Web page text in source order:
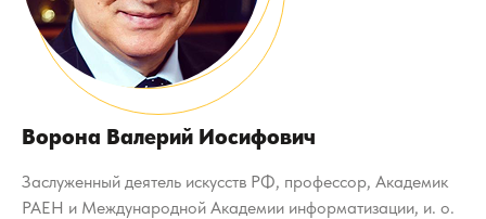
Ворона Валерий Иосифович
Заслуженный деятель искусств РФ, профессор, Академик
РАЕН и Международной Академии информатизации, и. о.